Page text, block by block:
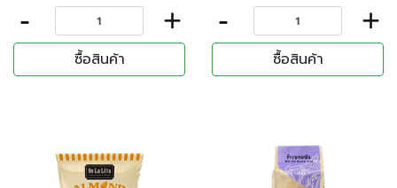
- +
ซื้อสินค้า
- +
ซื้อสินค้า